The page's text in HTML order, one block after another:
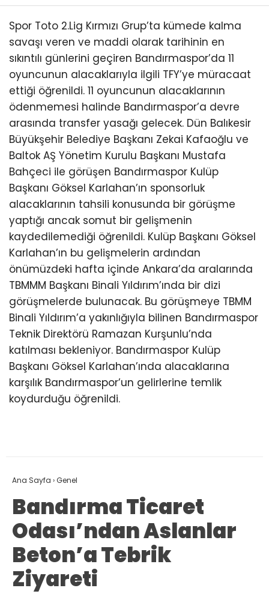
Spor Toto 2.Lig Kırmızı Grup’ta kümede kalma
savaşı veren ve maddi olarak tarihinin en
sıkıntılı günlerini geçiren Bandırmaspor’da 11
oyuncunun alacaklarıyla ilgili TFY’ye müracaat
ettiği öğrenildi. 11 oyuncunun alacaklarının
ödenmemesi halinde Bandırmaspor’a devre
arasında transfer yasağı gelecek. Dün Balıkesir
Büyükşehir Belediye Başkanı Zekai Kafaoğlu ve
Baltok AŞ Yönetim Kurulu Başkanı Mustafa
Bahçeci ile görüşen Bandırmaspor Kulüp
Başkanı Göksel Karlahan’ın sponsorluk
alacaklarının tahsili konusunda bir görüşme
yaptığı ancak somut bir gelişmenin
kaydedilemediği öğrenildi. Kulüp Başkanı Göksel
Karlahan’ın bu gelişmelerin ardından
önümüzdeki hafta içinde Ankara’da aralarında
TBMMM Başkanı Binali Yıldırım’ında bir dizi
görüşmelerde bulunacak. Bu görüşmeye TBMM
Binali Yıldırım’a yakınlığıyla bilinen Bandırmaspor
Teknik Direktörü Ramazan Kurşunlu’nda
katılması bekleniyor. Bandırmaspor Kulüp
Başkanı Göksel Karlahan’ında alacaklarına
karşılık Bandırmaspor’un gelirlerine temlik
koydurduğu öğrenildi.
Ana Sayfa ›Genel
Bandırma Ticaret
Odası’ndan Aslanlar
Beton’a Tebrik
Ziyareti